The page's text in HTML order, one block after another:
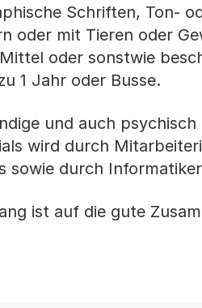
Schriften, Ton-
oder mit Tieren oder
oder sonstwie
1 Jahr oder Busse.
und auch
wird durch
sowie durch
ist auf die gute